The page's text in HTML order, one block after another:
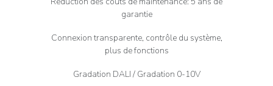
garantie
Connexion transparente, contrôle du système,
plus de fonctions
Gradation DALI / Gradation 0-10V